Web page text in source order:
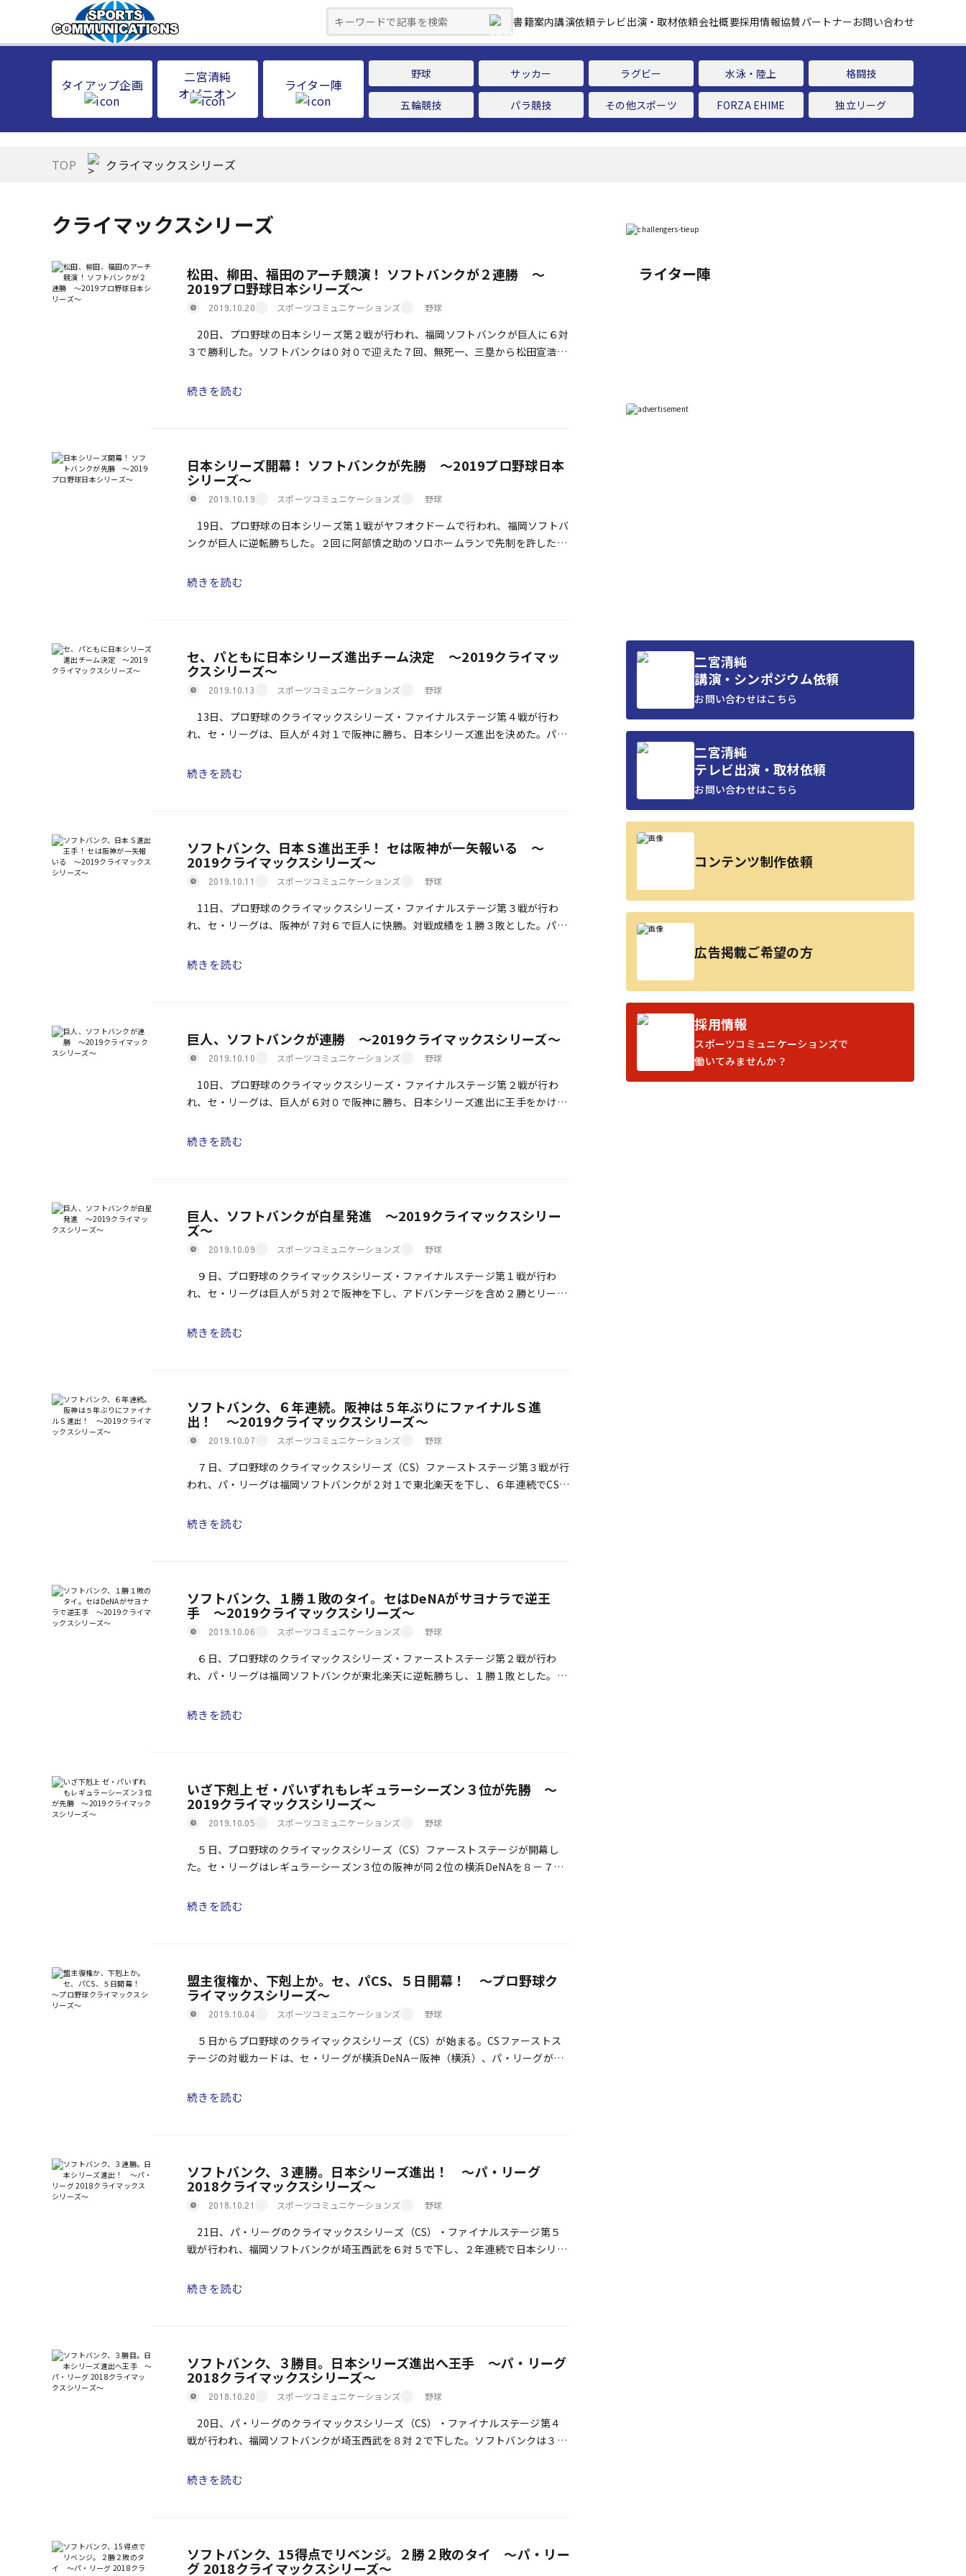
書籍案内講演依頼テレビ出演・取材依頼会社概要採用情報協賛パートナーお問い合わせ
タイアップ企画
二宮清純
オピニオン
ライター陣
野球 サッカー ラグビー 水泳・陸上 格闘技
五輪競技 パラ競技 その他スポーツ FORZA EHIME 独立リーグ
TOP クライマックスシリーズ
クライマックスシリーズ
松田、柳田、福田のアーチ競演！ ソフトバンクが２連勝 ～
2019プロ野球日本シリーズ～
2019.10.20 スポーツコミュニケーションズ 野球
20日、プロ野球の日本シリーズ第２戦が行われ、福岡ソフトバンクが巨人に６対
３で勝利した。ソフトバンクは０対０で迎えた７回、無死一、三塁から松田宣浩が
続きを読む
日本シリーズ開幕！ ソフトバンクが先勝 ～2019プロ野球日本
シリーズ～
2019.10.19 スポーツコミュニケーションズ 野球
19日、プロ野球の日本シリーズ第１戦がヤフオクドームで行われ、福岡ソフトバ
ンクが巨人に逆転勝ちした。２回に阿部慎之助のソロホームランで先制を許したソ
続きを読む
セ、パともに日本シリーズ進出チーム決定 ～2019クライマッ
クスシリーズ～
2019.10.13 スポーツコミュニケーションズ 野球
13日、プロ野球のクライマックスシリーズ・ファイナルステージ第４戦が行わ
れ、セ・リーグは、巨人が４対１で阪神に勝ち、日本シリーズ進出を決めた。パ・
[…]
続きを読む
ソフトバンク、日本Ｓ進出王手！ セは阪神が一矢報いる ～
2019クライマックスシリーズ～
2019.10.11 スポーツコミュニケーションズ 野球
11日、プロ野球のクライマックスシリーズ・ファイナルステージ第３戦が行わ
れ、セ・リーグは、阪神が７対６で巨人に快勝。対戦成績を１勝３敗とした。パ・
[…]
続きを読む
巨人、ソフトバンクが連勝 ～2019クライマックスシリーズ～
2019.10.10 スポーツコミュニケーションズ 野球
10日、プロ野球のクライマックスシリーズ・ファイナルステージ第２戦が行わ
れ、セ・リーグは、巨人が６対０で阪神に勝ち、日本シリーズ進出に王手をかけ
[…]
続きを読む
巨人、ソフトバンクが白星発進 ～2019クライマックスシリー
ズ～
2019.10.09 スポーツコミュニケーションズ 野球
９日、プロ野球のクライマックスシリーズ・ファイナルステージ第１戦が行わ
れ、セ・リーグは巨人が５対２で阪神を下し、アドバンテージを含め２勝とリード
[…]
続きを読む
ソフトバンク、６年連続。阪神は５年ぶりにファイナルＳ進
出！ ～2019クライマックスシリーズ～
2019.10.07 スポーツコミュニケーションズ 野球
７日、プロ野球のクライマックスシリーズ（CS）ファーストステージ第３戦が行
われ、パ・リーグは福岡ソフトバンクが２対１で東北楽天を下し、６年連続でCSフ
続きを読む
ソフトバンク、１勝１敗のタイ。セはDeNAがサヨナラで逆王
手 ～2019クライマックスシリーズ～
2019.10.06 スポーツコミュニケーションズ 野球
６日、プロ野球のクライマックスシリーズ・ファーストステージ第２戦が行わ
れ、パ・リーグは福岡ソフトバンクが東北楽天に逆転勝ちし、１勝１敗とした。
[…]
続きを読む
いざ下剋上 ゼ・パいずれもレギュラーシーズン３位が先勝 ～
2019クライマックスシリーズ～
2019.10.05 スポーツコミュニケーションズ 野球
５日、プロ野球のクライマックスシリーズ（CS）ファーストステージが開幕し
た。セ・リーグはレギュラーシーズン３位の阪神が同２位の横浜DeNAを８－７
[…]
続きを読む
盟主復権か、下剋上か。セ、パCS、５日開幕！ ～プロ野球ク
ライマックスシリーズ～
2019.10.04 スポーツコミュニケーションズ 野球
５日からプロ野球のクライマックスシリーズ（CS）が始まる。CSファーストス
テージの対戦カードは、セ・リーグが横浜DeNA－阪神（横浜）、パ・リーグが福
続きを読む
ソフトバンク、３連勝。日本シリーズ進出！ ～パ・リーグ
2018クライマックスシリーズ～
2018.10.21 スポーツコミュニケーションズ 野球
21日、パ・リーグのクライマックスシリーズ（CS）・ファイナルステージ第５
戦が行われ、福岡ソフトバンクが埼玉西武を６対５で下し、２年連続で日本シリー
続きを読む
ソフトバンク、３勝目。日本シリーズ進出へ王手 ～パ・リーグ
2018クライマックスシリーズ～
2018.10.20 スポーツコミュニケーションズ 野球
20日、パ・リーグのクライマックスシリーズ（CS）・ファイナルステージ第４
戦が行われ、福岡ソフトバンクが埼玉西武を８対２で下した。ソフトバンクは３勝
続きを読む
ソフトバンク、15得点でリベンジ。２勝２敗のタイ ～パ・リー
グ 2018クライマックスシリーズ～
ライター陣
二宮清純
講演・シンポジウム依頼
お問い合わせはこちら
二宮清純
テレビ出演・取材依頼
お問い合わせはこちら
コンテンツ制作依頼
広告掲載ご希望の方
採用情報
スポーツコミュニケーションズで
働いてみませんか？